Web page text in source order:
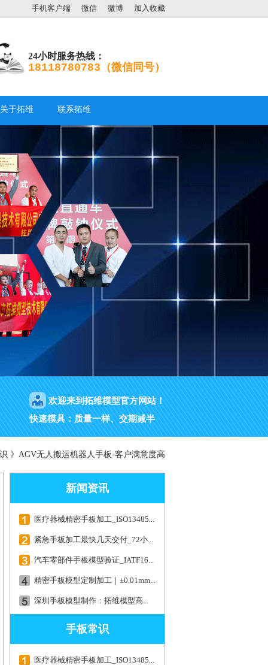
手机客户端 微信 微博 加入收藏
24小时服务热线：
18118780783（微信同号）
关于拓维 联系拓维
欢迎来到拓维模型官方网站！
快速模具：质量一样、交期减半
》 AGV无人搬运机器人手板-客户满意度高
新闻资讯
医疗器械精密手板加工_ISO13485...
紧急手板加工最快几天交付_72小...
汽车零部件手板模型验证_IATF16...
精密手板模型定制加工｜±0.01mm...
深圳手板模型制作：拓维模型高...
手板常识
医疗器械精密手板加工_ISO13485...